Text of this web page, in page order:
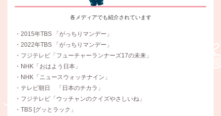
各メディアでも紹介されています
・2015年TBS 「がっちりマンデー」
・2022年TBS 「がっちりマンデー」
・フジテレビ「フューチャーランナーズ17の未来」
・NHK「おはよう日本」
・NHK「ニュースウォッチナイン」
・テレビ朝日 「日本のチカラ」
・フジテレビ「ウッチャンのクイズやさしいね」
・TBS [グッとラック」